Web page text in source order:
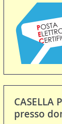
presso